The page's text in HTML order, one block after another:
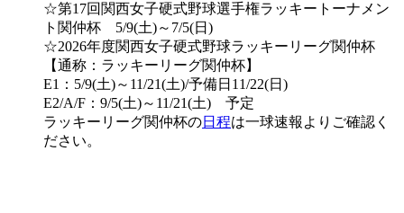
☆第17回関西女子硬式野球選手権ラッキートーナメン
ト関仲杯 5/9(土)～7/5(日)
☆2026年度関西女子硬式野球ラッキーリーグ関仲杯
【通称：ラッキーリーグ関仲杯】
E1：5/9(土)～11/21(土)/予備日11/22(日)
E2/A/F：9/5(土)～11/21(土) 予定
ラッキーリーグ関仲杯の日程は一球速報よりご確認く
ださい。